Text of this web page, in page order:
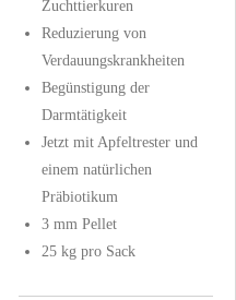
Zuchttierkuren
Reduzierung von
Verdauungskrankheiten
Begünstigung der
Darmtätigkeit
Jetzt mit Apfeltrester und
einem natürlichen
Präbiotikum
3 mm Pellet
25 kg pro Sack